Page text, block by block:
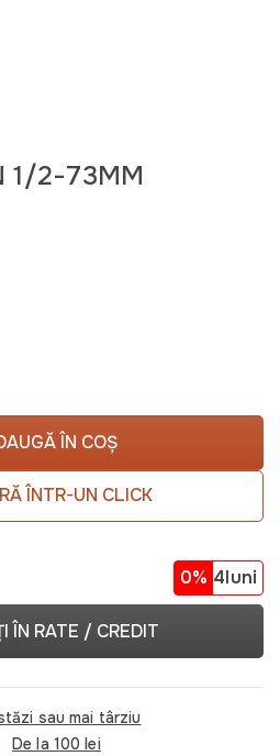
1/2-73MM
ÎN COȘ
ÎNTR-UN CLICK
0% 4luni
ÎN RATE / CREDIT
sau mai târziu
De la 100 lei